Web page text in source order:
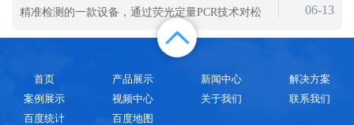
精准检测的一款设备，通过荧光定量PCR技术对松
材线虫进行精准监测就可以快速检测松材线虫。多
年来，一些地区隐瞒或少报告疫情。近年来，国家
问责措施等方式，疫情报告数据更接近现实。从人
工纯林扩散到针阔混交林，早期松线虫病只
06-13
首页 产品展示 新闻中心
解决方案
案例展示
视频中心 关于我们
联系我们
百度统计
百度地图